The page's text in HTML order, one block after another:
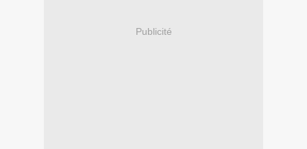
Publicité